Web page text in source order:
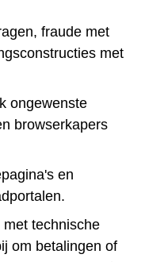
fraude met
met
ongewenste
browserkapers
en
technische
om betalingen of